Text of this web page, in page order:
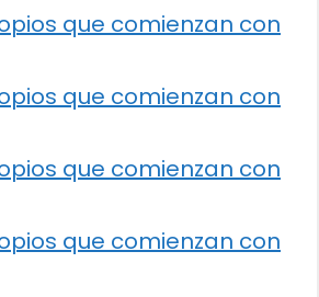
que comienzan con
que comienzan con
que comienzan con
que comienzan con